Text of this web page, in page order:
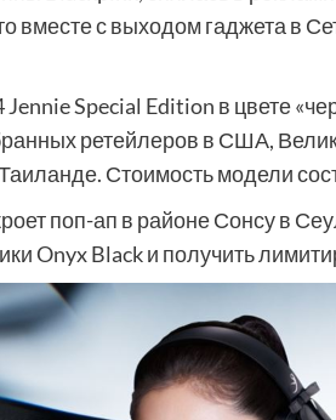
вместе с выходом гаджета в
Special Edition в цвете
ретейлеров в США,
Стоимость модели
поп-ап в районе Сонсу в
Onyx Black и получить